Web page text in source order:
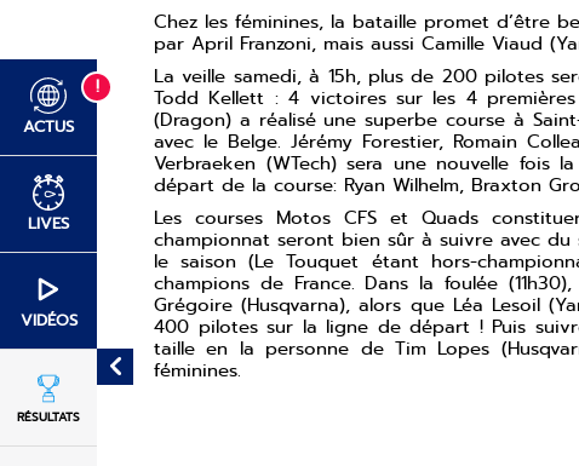
ACTUS
!
LIVES
VIDÉOS
RÉSULTATS
Chez les féminines, la bataille promet d’être
par April Franzoni, mais aussi Camille Viaud
La veille samedi, à 15h, plus de 200 pilotes
Todd Kellett : 4 victoires sur les 4
(Dragon) a réalisé une superbe course à
avec le Belge. Jérémy Forestier, Romain
Verbraeken (WTech) sera une nouvelle fois
départ de la course: Ryan Wilhelm, Braxton
Les courses Motos CFS et Quads
championnat seront bien sûr à suivre avec
le saison (Le Touquet étant hors-
champions de France. Dans la foulée
Grégoire (Husqvarna), alors que Léa Lesoil
400 pilotes sur la ligne de départ ! Puis
taille en la personne de Tim Lopes
féminines.